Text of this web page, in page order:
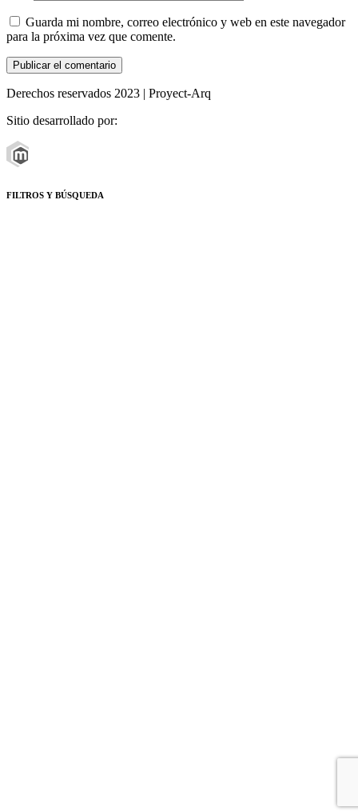
Guarda mi nombre, correo electrónico y web en este navegador
para la próxima vez que comente.
Derechos reservados 2023 | Proyect-Arq
Sitio desarrollado por:
FILTROS Y BÚSQUEDA